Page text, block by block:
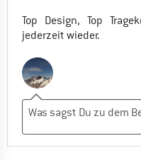
Top Design, Top
jederzeit wieder.